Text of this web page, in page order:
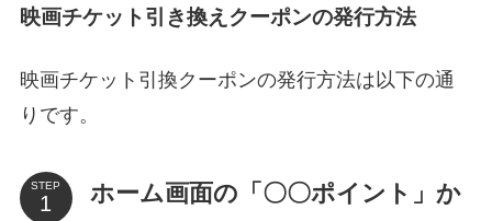
映画チケット引き換えクーポンの発行方法
映画チケット引換クーポンの発行方法は以下の通
りです。
STEP
ホーム画面の「〇〇ポイント」か